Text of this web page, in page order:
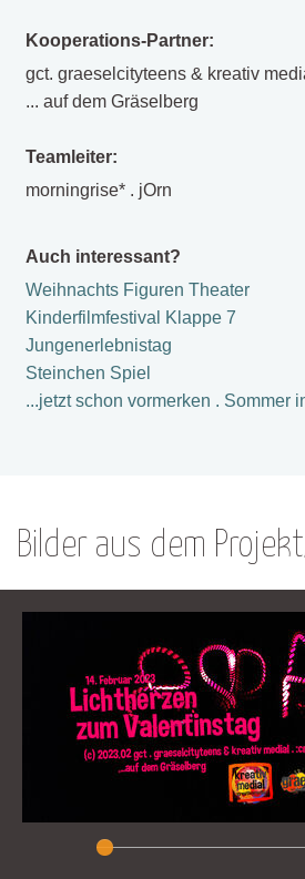
Kooperations-Partner:
gct. graeselcityteens & kreativ
... auf dem Gräselberg
Teamleiter:
morningrise* . jOrn
Auch interessant?
Weihnachts Figuren Theater
Kinderfilmfestival Klappe 7
Jungenerlebnistag
Steinchen Spiel
...jetzt schon vormerken . Sommer
Bilder aus dem